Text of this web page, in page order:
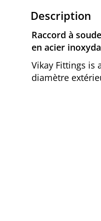
Description
Raccord à
en acier
Vikay Fittings is
diamètre